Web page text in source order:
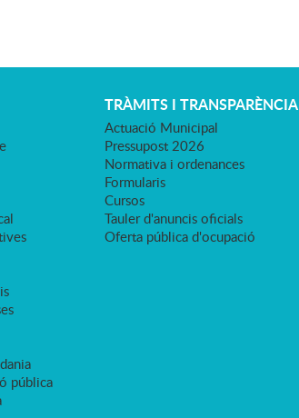
pública
TRÀMITS I TRANSPARÈNCIA
Actuació Municipal
Pressupost 2026
Normativa i ordenances
Formularis
Cursos
Tauler d'anuncis oficials
Oferta pública d'ocupació